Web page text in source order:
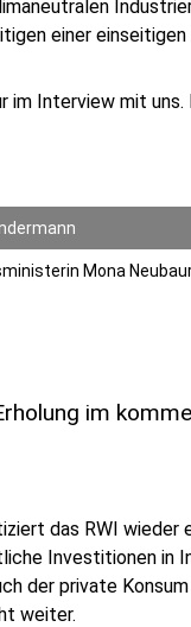
einer einseitigen
im Interview mit
Mona
im
das RWI
Investitionen in
der private
weiter.